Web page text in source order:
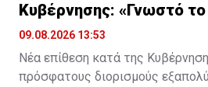
Κυβέρνησης: «Γνωστό
ΔΗΣΑΚΕΛ»
09.08.2026 13:53
Νέα επίθεση κατά της
πρόσφατους διορισμούς